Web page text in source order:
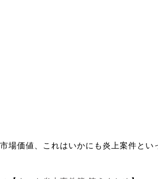
市場価値、これはいかにも炎上案件と